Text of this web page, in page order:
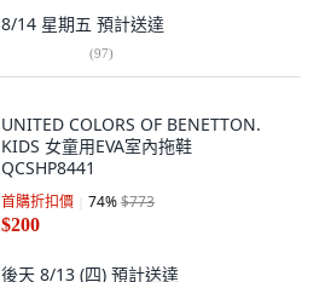
8/14 星期五 預計送達
(97)
UNITED COLORS OF BENETTON.
KIDS 女童用EVA室內拖鞋
QCSHP8441
首購折扣價 74%$773
$200
後天 8/13 (四) 預計送達